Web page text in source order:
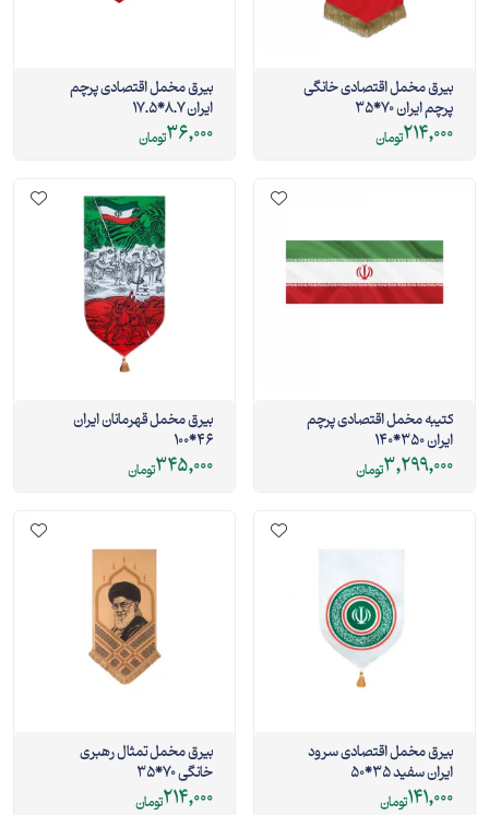
بیرق مخمل اقتصادی خانگی
پرچم ایران 70*35
214,000تومان
بیرق مخمل اقتصادی پرچم
ایران 8.7*17.5
36,000تومان
کتیبه مخمل اقتصادی پرچم
ایران 350*140
3,299,000تومان
بیرق مخمل قهرمانان ایران
46*100
345,000تومان
بیرق مخمل اقتصادی سرود
ایران سفید 35*50
141,000تومان
بیرق مخمل تمثال رهبری
خانگی 70*35
214,000تومان